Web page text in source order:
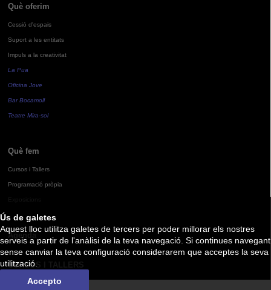
Ús de galetes
Aquest lloc utilitza galetes de tercers per poder millorar els nostres
serveis a partir de l'anàlisi de la teva navegació. Si continues navegant
sense canviar la teva configuració considerarem que acceptes la seva
utilització.
Accepto
Què oferim
Cessió d'espais
Suport a les entitats
Impuls a la creativitat
La Pua
Oficina Jove
Bar Bocamoll
Teatre Mira-sol
Què fem
Cursos i Tallers
Programació pròpia
Agenda
CURSOS I TALLERS